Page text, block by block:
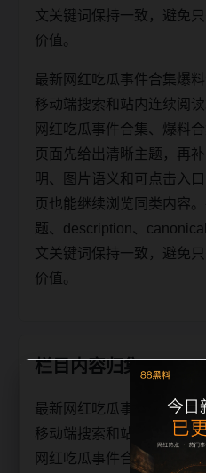
文关键词保持一致，避免
价值。
最新网红吃瓜事件合集爆
移动端搜索和站内连续阅
网红吃瓜事件合集、爆料
页面先给出清晰主题，再
明、图片语义和可点击入
页也能继续浏览同类内容
题、description、
文关键词保持一致，避免
价值。
栏目内容归集
最新网红吃瓜事件合集爆
移动端搜索和站内连续阅
网红吃瓜事件合集、爆料